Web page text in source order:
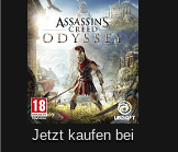
Jetzt kaufen bei